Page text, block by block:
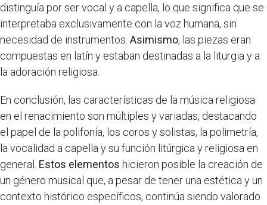
distinguía por ser vocal y a capella, lo que significa que se
interpretaba exclusivamente con la voz humana, sin
necesidad de instrumentos. Asimismo, las piezas eran
compuestas en latín y estaban destinadas a la liturgia y a
la adoración religiosa.
En conclusión, las características de la música religiosa
en el renacimiento son múltiples y variadas, destacando
el papel de la polifonía, los coros y solistas, la polimetría,
la vocalidad a capella y su función litúrgica y religiosa en
general. Estos elementos hicieron posible la creación de
un género musical que, a pesar de tener una estética y un
contexto histórico específicos, continúa siendo valorado